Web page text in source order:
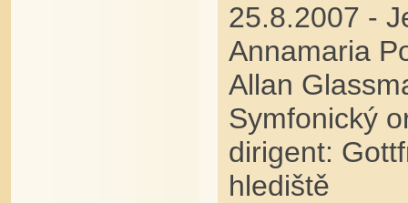
25.8.2007 -
Annamaria
Allan
Symfonický
dirigent:
hlediště